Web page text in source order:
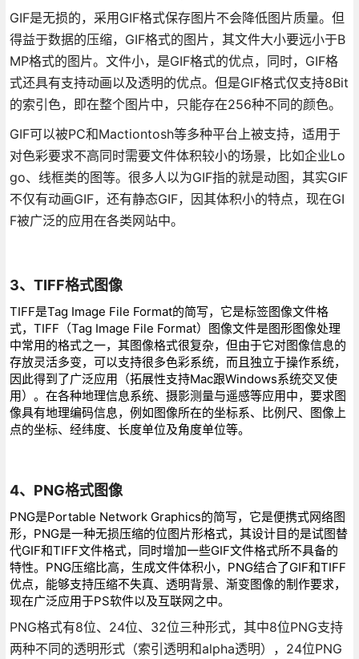
GIF是无损的，采用GIF格式保存图片不会降低图片质量。但
得益于数据的压缩，GIF格式的图片，其文件大小要远小于B
MP格式的图片。文件小，是GIF格式的优点，同时，GIF格
式还具有支持动画以及透明的优点。但是GIF格式仅支持8Bit
的索引色，即在整个图片中，只能存在256种不同的颜色。
GIF可以被PC和Mactiontosh等多种平台上被支持，适用于
对色彩要求不高同时需要文件体积较小的场景，比如企业Lo
go、线框类的图等。很多人以为GIF指的就是动图，其实GIF
不仅有动画GIF，还有静态GIF，因其体积小的特点，现在GI
F被广泛的应用在各类网站中。
3、TIFF格式图像
TIFF是Tag Image File Format的简写，它是标签图像文件格
式，TIFF（Tag Image File Format）图像文件是图形图像处理
中常用的格式之一，其图像格式很复杂，但由于它对图像信息的
存放灵活多变，可以支持很多色彩系统，而且独立于操作系统，
因此得到了广泛应用（拓展性支持Mac跟Windows系统交叉使
用）。在各种地理信息系统、摄影测量与遥感等应用中，要求图
像具有地理编码信息，例如图像所在的坐标系、比例尺、图像上
点的坐标、经纬度、长度单位及角度单位等。
4、PNG格式图像
PNG是Portable Network Graphics的简写，它是便携式网络图
形，PNG是一种无损压缩的位图片形格式，其设计目的是试图替
代GIF和TIFF文件格式，同时增加一些GIF文件格式所不具备的
特性。PNG压缩比高，生成文件体积小，PNG结合了GIF和TIFF
优点，能够支持压缩不失真、透明背景、渐变图像的制作要求，
现在广泛应用于PS软件以及互联网之中。
PNG格式有8位、24位、32位三种形式，其中8位PNG支持
两种不同的透明形式（索引透明和alpha透明），24位PNG